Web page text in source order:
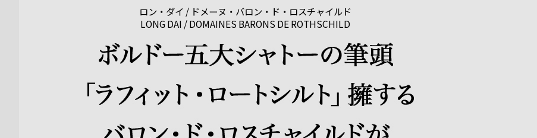
ロン・ダイ / ドメーヌ・バロン・ド・ロスチャイルド
LONG DAI / DOMAINES BARONS DE ROTHSCHILD